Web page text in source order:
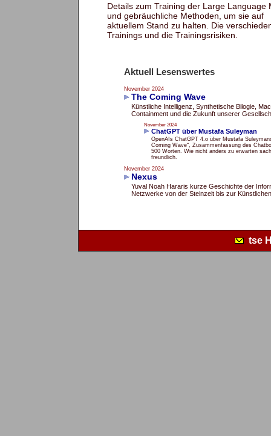
Details zum Training der Large Language
und gebräuchliche Methoden, um sie auf
aktuellem Stand zu halten. Die
Trainings und die Trainingsrisiken.
Aktuell Lesenswertes
November 2024
The Coming Wave
Künstliche Intelligenz, Synthetische Bilogie,
Containment und die Zukunft unserer
November 2024
ChatGPT über Mustafa Suleyman
OpenAIs ChatGPT 4.o über Mustafa
Coming Wave“, Zusammenfassung des
500 Worten. Wie nicht anders zu erwarten
freundlich.
November 2024
Nexus
Yuval Noah Hararis kurze Geschichte der
Netzwerke von der Steinzeit bis zur
tse